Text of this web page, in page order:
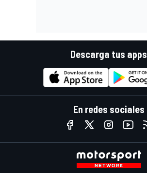
Descarga tus apps
En redes sociales